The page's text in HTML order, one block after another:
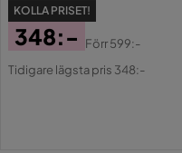
KOLLA PRISET!
Pris
348:-
Original
Förr599:-
Tidigare lägsta pris 348:-